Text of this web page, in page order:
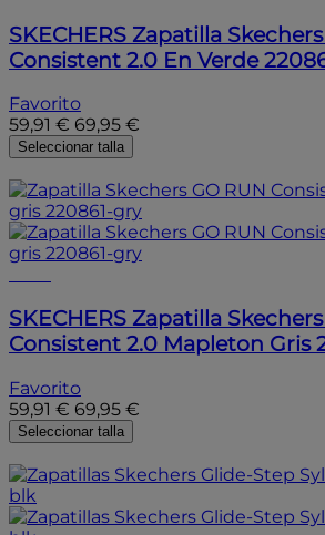
SKECHERS Zapatilla
Consistent 2.0 En Verde
Favorito
59,91 € 69,95 €
Seleccionar talla
SKECHERS Zapatilla
Consistent 2.0 Mapleton Gris
Favorito
59,91 € 69,95 €
Seleccionar talla